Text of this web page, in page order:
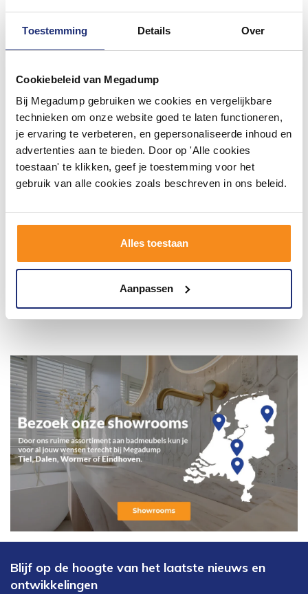
Toestemming Details Over
Cookiebeleid van Megadump
Bij Megadump gebruiken we cookies en vergelijkbare
technieken om onze website goed te laten functioneren,
je ervaring te verbeteren, en gepersonaliseerde inhoud en
advertenties aan te bieden. Door op 'Alle cookies
toestaan' te klikken, geef je toestemming voor het
gebruik van alle cookies zoals beschreven in ons beleid.
Alles toestaan
Aanpassen
#mijndroombadkamer
badkamer op Instagram met #mijndroombadkamer
en tag @megadumpnl. Samen bouwen we een
inspirerende omgeving vol met unieke
badkamerstijlen. Doe je mee?
Blijf op de hoogte van het laatste nieuws en
ontwikkelingen